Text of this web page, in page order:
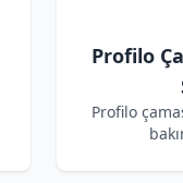
Profilo
Profilo